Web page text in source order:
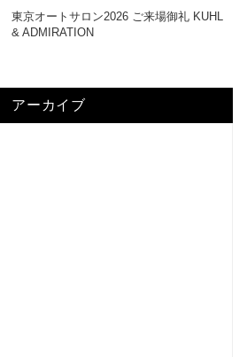
東京オートサロン2026 ご来場御礼 KUHL
& ADMIRATION
アーカイブ